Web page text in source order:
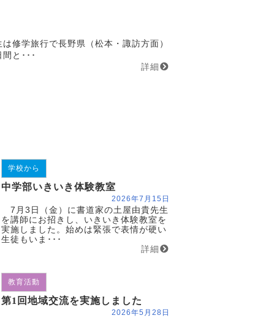
修学旅行で長野県（松本・諏訪方面）
と･･･
詳細
学校から
中学部いきいき体験教室
2026年7月15日
7月3日（金）に書道家の土屋由貴先生
を講師にお招きし、いきいき体験教室を
実施しました。始めは緊張で表情が硬い
生徒もいま･･･
詳細
教育活動
第1回地域交流を実施しました
2026年5月28日